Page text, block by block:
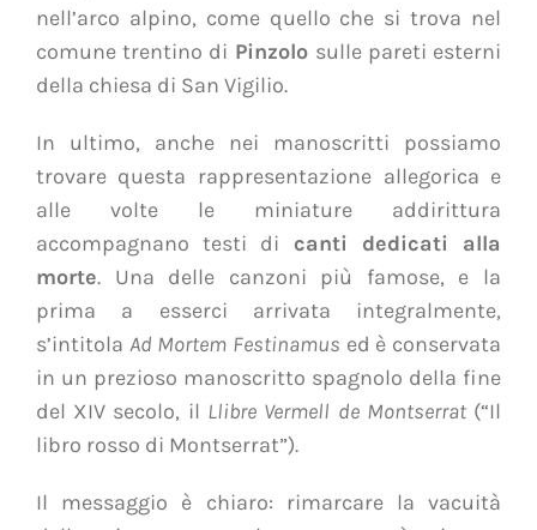
nell’arco alpino, come quello che si trova nel
comune trentino di Pinzolo sulle pareti esterni
della chiesa di San Vigilio.
In ultimo, anche nei manoscritti possiamo
trovare questa rappresentazione allegorica e
alle volte le miniature addirittura
accompagnano testi di canti dedicati alla
morte. Una delle canzoni più famose, e la
prima a esserci arrivata integralmente,
s’intitola Ad Mortem Festinamus ed è conservata
in un prezioso manoscritto spagnolo della fine
del XIV secolo, il Llibre Vermell de Montserrat (“Il
libro rosso di Montserrat”).
Il messaggio è chiaro: rimarcare la vacuità